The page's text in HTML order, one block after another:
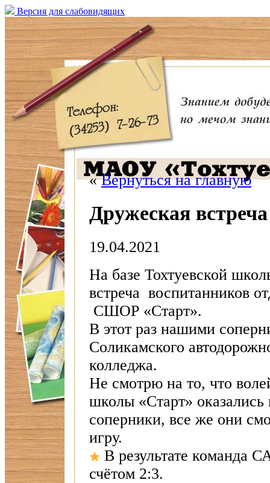
Версия для слабовидящих
«Вернуться на главную
Дружеская встреча
19.04.2021
На базе Тохтуевской
встреча воспитанников
СШОР «Старт».
В этот раз нашими
Соликамского
колледжа.
Не смотрю на то, что
школы «Старт»
соперники, все же они
игру.
В результате команда
счётом 2:3.